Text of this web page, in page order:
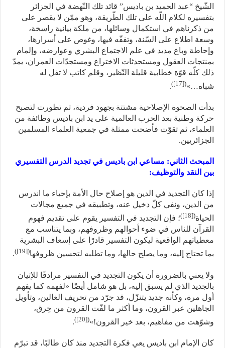
الشّيخ “عبد الحميد بن باديس” قائد تلك النّهضة في الجزائر
بتفسيره لكلام اللّه على تلك الطّريقة، وهو ممّن لا يقصر على
من ذكرناهم في استكمال وسائلها، من ملكة بيانية راسخة،
وسعة اطلاع على السّنة، وتفقّه فيها، وغوص على أسرارها،
وإحاطة وباع مديد في علم الاجتماع البشري وعوارضه، وإلمام
بمنتجات العقول ومستحدثات الاختراع ومستجدّات العمران، يمدّ
ذلك كلّه قوّة خطابية قليلة النّظير، وقلم كاتب لا تفل له
شباه…»(
[17]
)
.
بدأت الصحوة الإصلاحية مشتتة بجهود فردية، ثم تطورت لتصبح
حركة وطنية بعد الحرب العالمية على يد ابن باديس وطائفة من
العلماء، ثم تقوّت فأضحت ممثلة في جمعية العلماء المسلمين
الجزائريين.
المبحث الثاني: مساعي ابن باديس في تجديد الدرس التفسيري
بين النقد والتوظيف:
إذا كان التجديد في الدين هو إصلاح حال الأمة بإحياء ما اندرس
من الدين، ونفي كلّ دخيل عنه، وتطبيقه في جميع مجالات
الحياة(
[18]
)؛ فإن التجديد في التفسير يقوم على تقديم فهوم
القرآن للناس في ضوء أحوالهم وظروفهم، وبما يتناسب مع
معطياتهم الواقعية ليكون التفسير قادرًا على إسعاف البشرية
بما تحتاج إليه، وما يصلح حالها، وما تطلبه لتحسين ظروفها(
[19]
)
.
ولا يعني بالضرورة أن يكون التجديد في التفسير مرادفًا للإتيان
بالجديد الذي لم يسبق إليه، بل هو شامل أيضًا «لفهمه كما يفهم
أول مرة، وكأنه جديد يتنزّل، قد جرّد من تحريف الغالين، وتأويل
الجاهلين عبر القرون، وما أكثر ما لفّت القرون من خِرق،
وشوّهت من مفاهيم، بعد خير القرون!»(
[20]
)
.
كان الإمام ابن باديس يعي فكرة التجديد منذ كان طالبًا، قد تبرّم